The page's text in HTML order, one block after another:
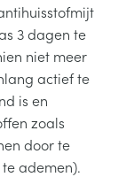
3 dagen te
niet meer
actief te
is en
zoals
door te
ademen).